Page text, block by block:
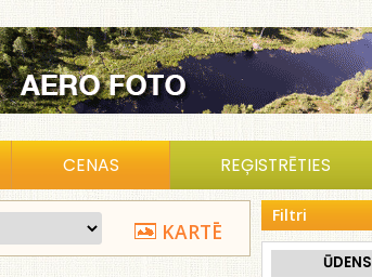
CENAS REĢISTRĒTIES
Filtri
ŪDENS
KARTĒ